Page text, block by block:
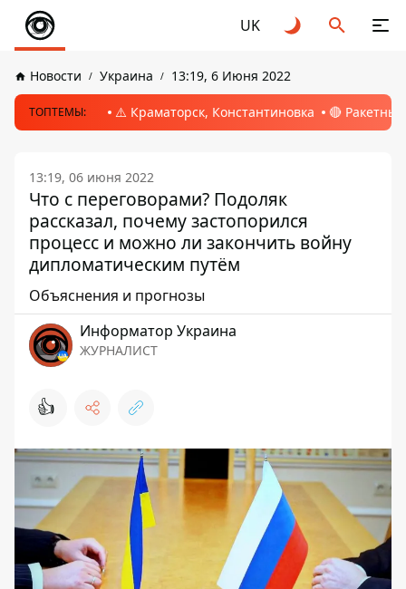
UK
Новости Украина 13:19, 6 Июня 2022
ТОПТЕМЫ: ⚠️ Краматорск, Константиновка 🔴
13:19, 06 июня 2022
Что с переговорами? Подоляк
рассказал, почему застопорился
процесс и можно ли закончить войну
дипломатическим путём
Объяснения и прогнозы
Информатор Украина
ЖУРНАЛИСТ
👍